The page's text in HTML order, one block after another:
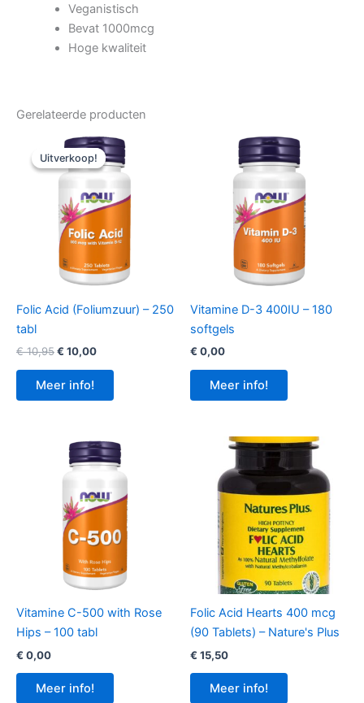
Veganistisch
Bevat 1000mcg
Hoge kwaliteit
Gerelateerde producten
Uitverkoop!
Uitverkoop!
Folic Acid (Foliumzuur) – 250
tabl
€10,95Oorspronkelijke
was:
€ 10,95.
€ 10,00Huidige
Meer info!
Vitamine D-3 400IU – 180
softgels
€ 0,00
Meer info!
Vitamine C-500 with Rose
Hips – 100 tabl
€ 0,00
Meer info!
Folic Acid Hearts 400 mcg
(90 Tablets) – Nature's Plus
€ 15,50
Meer info!